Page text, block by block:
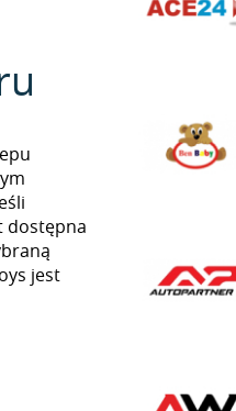
dostępna
jest